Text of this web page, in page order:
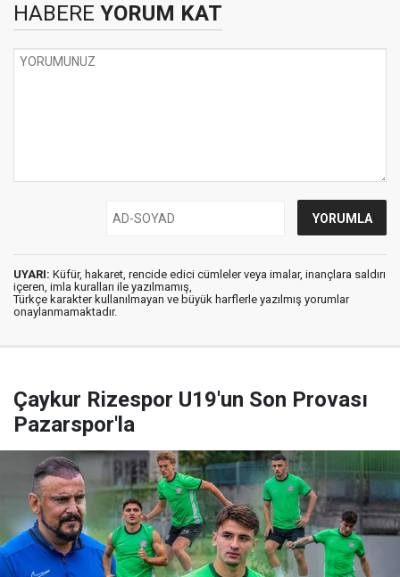
HABERE YORUM KAT
UYARI: Küfür, hakaret, rencide edici cümleler veya imalar, inançlara saldırı
içeren, imla kuralları ile yazılmamış,
Türkçe karakter kullanılmayan ve büyük harflerle yazılmış yorumlar
onaylanmamaktadır.
Çaykur Rizespor U19'un Son Provası
Pazarspor'la